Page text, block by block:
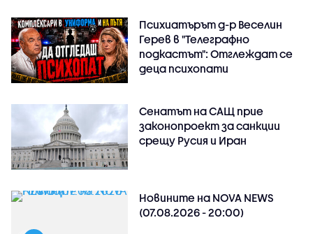
Психиатърът д-р Веселин
Герев в "Телеграфно
подкастът": Отглеждат се
деца психопати
Сенатът на САЩ прие
законопроект за санкции
срещу Русия и Иран
Новините на NOVA NEWS
(07.08.2026 - 20:00)